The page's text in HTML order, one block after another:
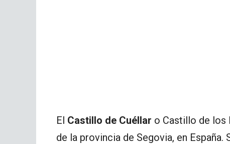
El Castillo de Cuéllar o Castillo de los
de la provincia de Segovia, en